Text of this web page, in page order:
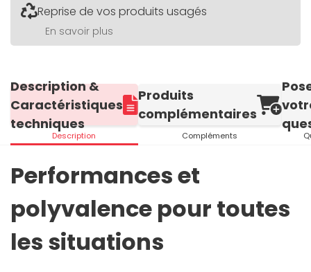
Reprise de vos produits usagés
En savoir plus
Description &
Caractéristiques
techniques
Description
Produits
complémentaires
Compléments
Performances et
polyvalence pour toutes
les situations